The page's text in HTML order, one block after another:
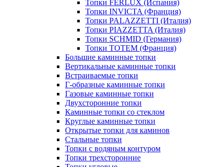
Топки FERLUX (Испания)
Топки INVICTA (Франция)
Топки PALAZZETTI (Италия)
Топки PIAZZETTA (Италия)
Топки SCHMID (Германия)
Топки TOTEM (Франция)
Большие каминные топки
Вертикальные каминные топки
Встраиваемые топки
Г-образные каминные топки
Газовые каминные топки
Двухсторонние топки
Каминные топки со стеклом
Круглые каминные топки
Открытые топки для каминов
Стальные топки
Топки с водяным контуром
Топки трехсторонние